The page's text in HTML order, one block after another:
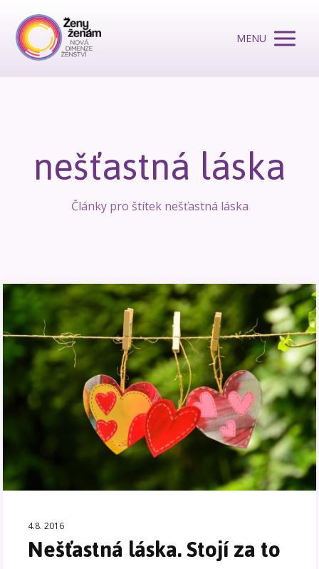
MENU
nešťastná láska
Články pro štítek nešťastná láska
4.8. 2016
Nešťastná láska. Stojí za to